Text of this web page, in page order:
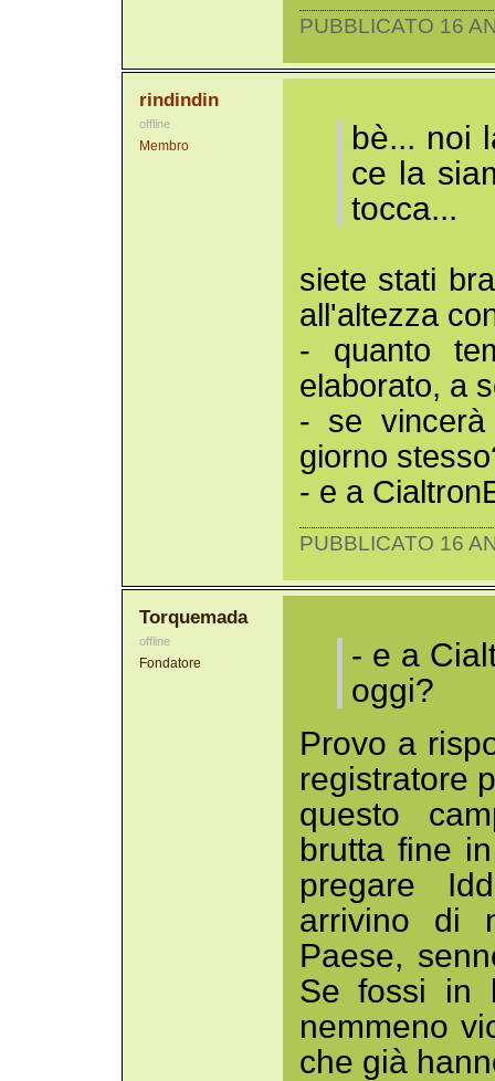
PUBBLICATO 16
rindindin
offline
Membro
bè... noi
ce la
tocca...
siete stati
all'altezza
- quanto
elaborato, a
- se
giorno
- e a
PUBBLICATO 16
Torquemada
offline
Fondatore
- e a
oggi?
Provo a
registratore
questo
brutta fine
pregare
arrivino di
Paese,
Se fossi in
nemmeno
che già